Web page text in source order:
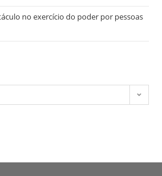
no exercício do poder por pessoas